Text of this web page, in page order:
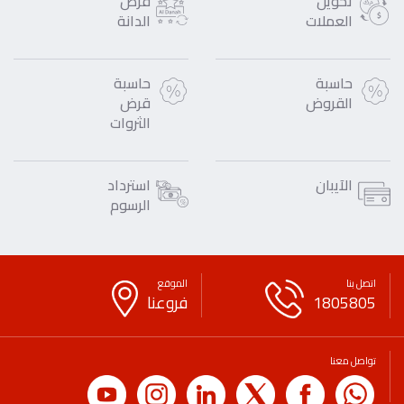
العملات الدانة
حاسبة
القروض
حاسبة
قرض
الثروات
الآيبان استرداد
الرسوم
اتصل بنا
1805805
الموقع
فروعنا
تواصل معنا